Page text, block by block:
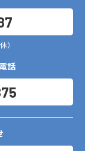
）
話